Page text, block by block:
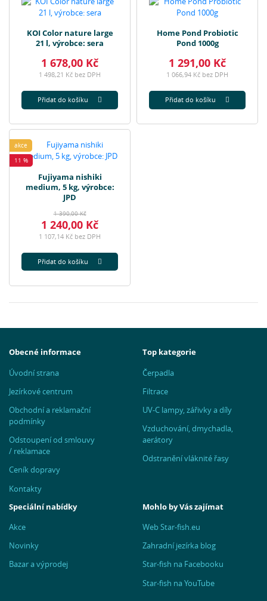
KOI Color nature large
21 l, výrobce: sera
1 678,00 Kč
1 498,21 Kč bez DPH
Přidat do košíku
Home Pond Probiotic
Pond 1000g
1 291,00 Kč
1 066,94 Kč bez DPH
Přidat do košíku
akce
11 %
Fujiyama nishiki
medium, 5 kg, výrobce:
JPD
1 390,00 Kč
1 240,00 Kč
1 107,14 Kč bez DPH
Přidat do košíku
Obecné informace
Úvodní strana
Jezírkové centrum
Obchodní a reklamační
podmínky
Odstoupení od smlouvy
/ reklamace
Ceník dopravy
Kontakty
Top kategorie
Čerpadla
Filtrace
UV-C lampy, zářivky a díly
Vzduchování, dmychadla,
aerátory
Odstranění vláknité řasy
Speciální nabídky
Akce
Novinky
Bazar a výprodej
Mohlo by Vás zajímat
Web Star-fish.eu
Zahradní jezírka blog
Star-fish na Facebooku
Star-fish na YouTube